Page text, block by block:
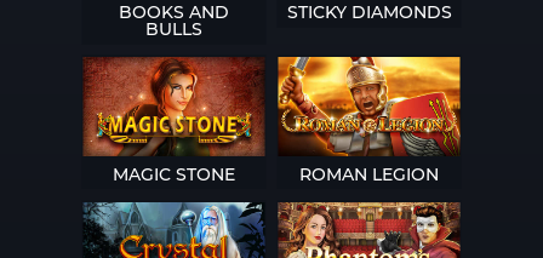
BOOKS AND
BULLS
STICKY DIAMONDS
MAGIC STONE ROMAN LEGION